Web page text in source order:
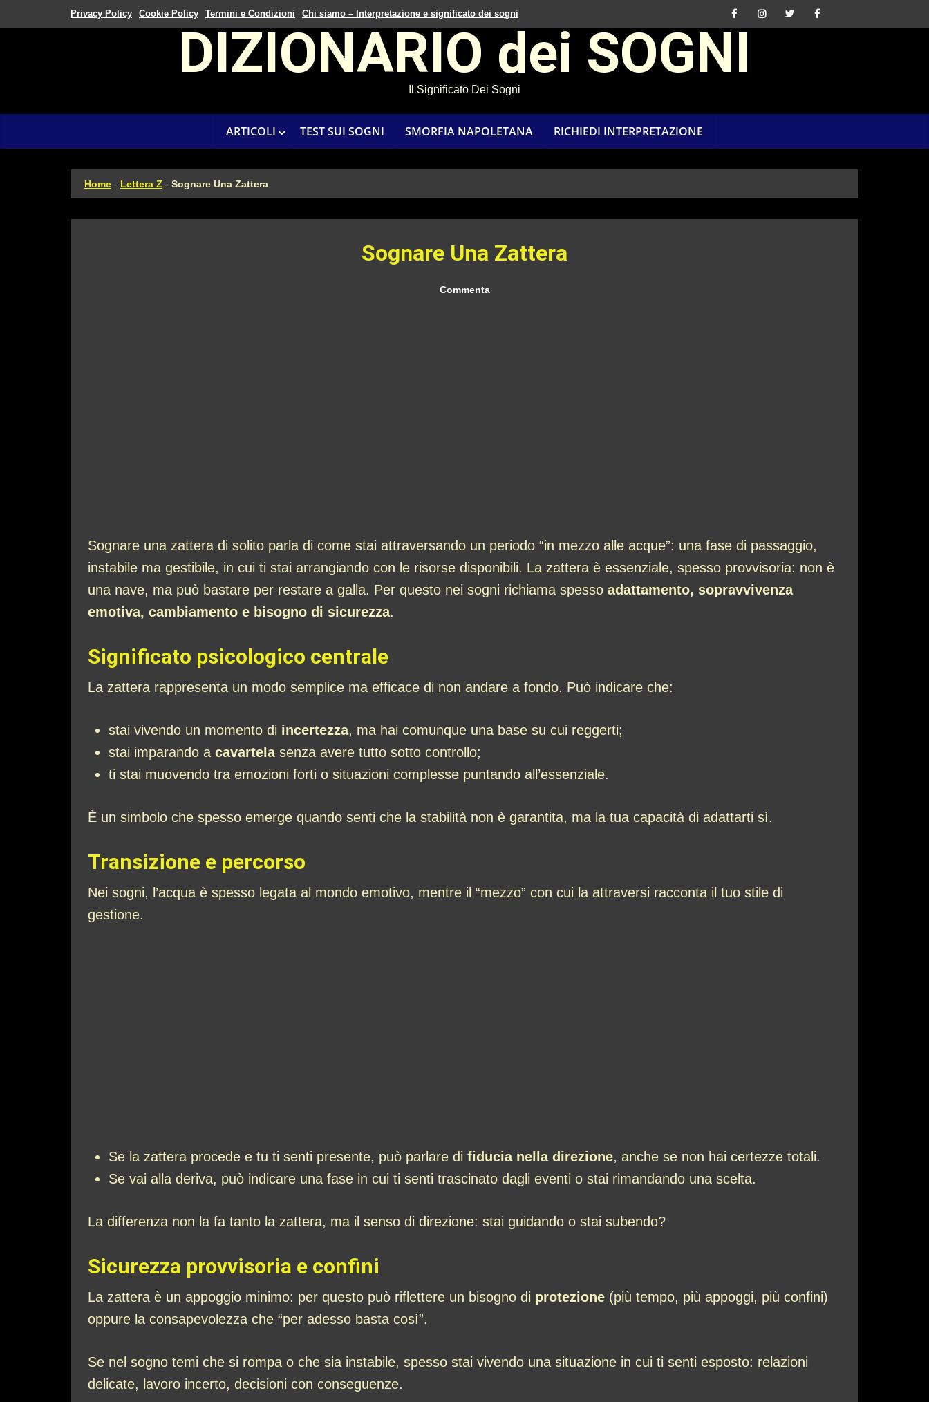
Privacy Policy Cookie Policy Termini e Condizioni Chi siamo – Interpretazione e significato dei sogni
DIZIONARIO dei SOGNI
Il Significato Dei Sogni
ARTICOLI TEST SUI SOGNI SMORFIA NAPOLETANA RICHIEDI INTERPRETAZIONE
Home - Lettera Z - Sognare Una Zattera
Sognare Una Zattera
Commenta
Sognare una zattera di solito parla di come stai attraversando un periodo “in mezzo alle acque”: una fase di passaggio,
instabile ma gestibile, in cui ti stai arrangiando con le risorse disponibili. La zattera è essenziale, spesso provvisoria: non è
una nave, ma può bastare per restare a galla. Per questo nei sogni richiama spesso adattamento, sopravvivenza
emotiva, cambiamento e bisogno di sicurezza.
Significato psicologico centrale
La zattera rappresenta un modo semplice ma efficace di non andare a fondo. Può indicare che:
stai vivendo un momento di incertezza, ma hai comunque una base su cui reggerti;
stai imparando a cavartelasenza avere tutto sotto controllo;
ti stai muovendo tra emozioni forti o situazioni complesse puntando all’essenziale.
È un simbolo che spesso emerge quando senti che la stabilità non è garantita, ma la tua capacità di adattarti sì.
Transizione e percorso
Nei sogni, l’acqua è spesso legata al mondo emotivo, mentre il “mezzo” con cui la attraversi racconta il tuo stile di
gestione.
Se la zattera procede e tu ti senti presente, può parlare di fiducia nella direzione, anche se non hai certezze totali.
Se vai alla deriva, può indicare una fase in cui ti senti trascinato dagli eventi o stai rimandando una scelta.
La differenza non la fa tanto la zattera, ma il senso di direzione: stai guidando o stai subendo?
Sicurezza provvisoria e confini
La zattera è un appoggio minimo: per questo può riflettere un bisogno di protezione (più tempo, più appoggi, più confini)
oppure la consapevolezza che “per adesso basta così”.
Se nel sogno temi che si rompa o che sia instabile, spesso stai vivendo una situazione in cui ti senti esposto: relazioni
delicate, lavoro incerto, decisioni con conseguenze.